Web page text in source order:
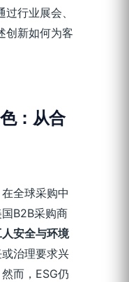
过行业展会、
创新如何为客
：从合
全球采购中
B2B采购商
安全与环境
或治理要求兴
而，ESG仍